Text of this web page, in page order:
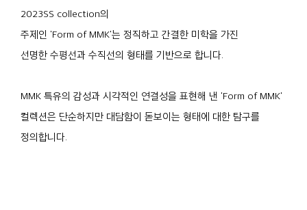
2023SS collection의
주제인 'Form of MMK'는 정직하고 간결한 미학을 가진
선명한 수평선과 수직선의 형태를 기반으로 합니다.
MMK 특유의 감성과 시각적인 연결성을 표현해 낸 'Form of MMK'
컬렉션은 단순하지만 대담함이 돋보이는 형태에 대한 탐구를
정의합니다.